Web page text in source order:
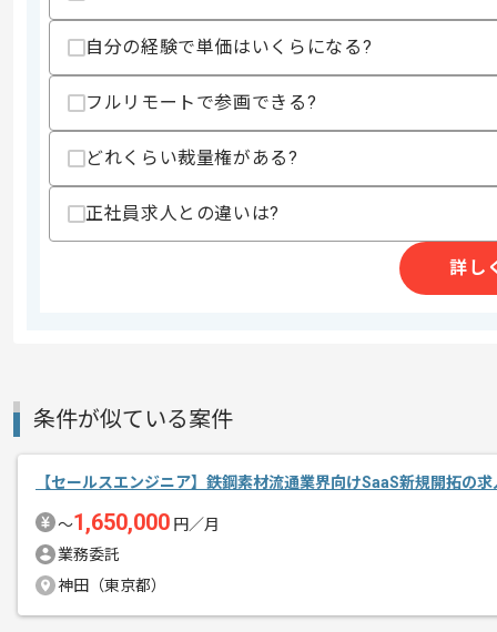
上記に似た経験やスキルをお持ちであれば申
その他募集要項
商談回数
募集人数
1人
作業開始日
レバテックでの実績がある企業の案件
新しいアイディアや技術を積極的に導入
スキルアップされたい方、長期的に参
基本的には常駐での作業を見込んでおり
自分の経験で単価はいくらになる?
フルリモートで参画できる?
どれくらい裁量権がある?
正社員求人との違いは?
詳し
条件が似ている案件
【セールスエンジニア】鉄鋼素材流通業界向けSaaS新規開拓の
〜1,650,000 円／月
業務委託
神田（東京都）